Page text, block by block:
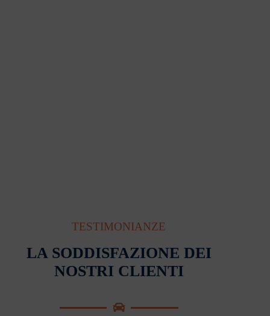
TESTIMONIANZE
LA SODDISFAZIONE DEI
NOSTRI CLIENTI